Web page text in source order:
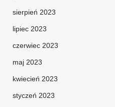
sierpień 2023
lipiec 2023
czerwiec 2023
maj 2023
kwiecień 2023
styczeń 2023